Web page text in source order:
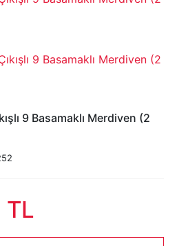
9 Basamaklı Merdiven (2
TL